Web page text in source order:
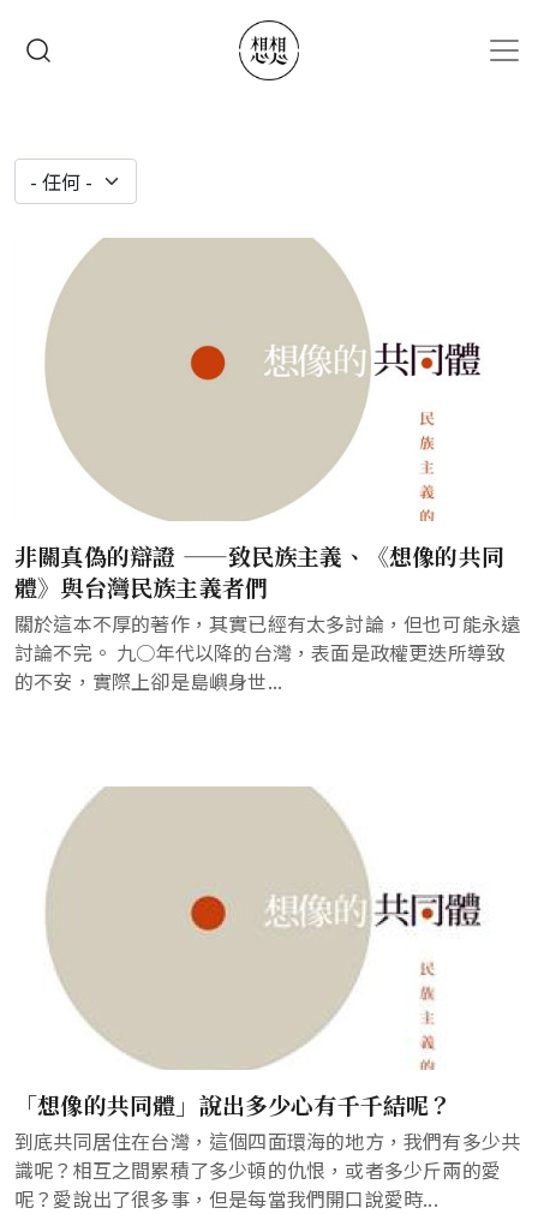
非關真偽的辯證 ——致民族主義、《想像的共同
體》與台灣民族主義者們
關於這本不厚的著作，其實已經有太多討論，但也可能永遠
討論不完。 九○年代以降的台灣，表面是政權更迭所導致
的不安，實際上卻是島嶼身世...
「想像的共同體」說出多少心有千千結呢？
到底共同居住在台灣，這個四面環海的地方，我們有多少共
識呢？相互之間累積了多少頓的仇恨，或者多少斤兩的愛
呢？愛說出了很多事，但是每當我們開口說愛時...